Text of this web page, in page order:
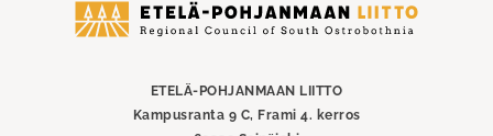
Etelä-
ETELÄ-POHJANMAAN LIITTO
Kampusranta 9 C, Frami 4. kerros